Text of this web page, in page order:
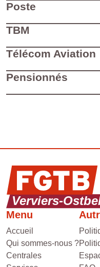
Poste
TBM
Télécom Aviation
Pensionnés
Menu
Accueil
Qui sommes-nous ?
Centrales